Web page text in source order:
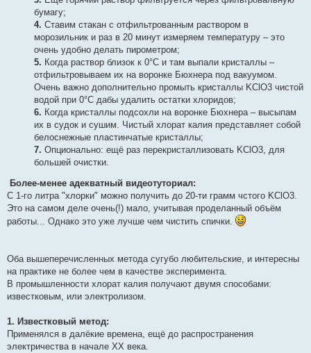
бумагу;
4. Ставим стакан с отфильтрованным раствором в
морозильник и раз в 20 минут измеряем температуру – это
очень удобно делать пирометром;
5. Когда раствор близок к 0°С и там выпали кристаллы –
отфильтровываем их на воронке Бюхнера под вакуумом.
Очень важно дополнительно промыть кристаллы KClO3 чистой
водой при 0°С дабы удалить остатки хлоридов;
6. Когда кристаллы подсохли на воронке Бюхнера – высыпам
их в судок и сушим. Чистый хлорат калия представляет собой
белоснежные пластинчатые кристаллы;
7. Опционально: ещё раз перекристаллизовать KClO3, для
большей очистки.
Более-менее адекватный видеотуториал:
С 1-го литра "хлорки" можно получить до 20-ти грамм чстого KClO3.
Это на самом деле очень(!) мало, учитывая проделанный объём
работы... Однако это уже лучше чем чистить спички.
Оба вышеперечисленных метода сугубо любительские, и интересны
на практике не более чем в качестве эксперимента.
В промышленности хлорат калия получают двумя способами:
известковым, или электролизом.
1. Известковый метод:
Применялся в далёкие времена, ещё до распространения
электричества в начале XX века.